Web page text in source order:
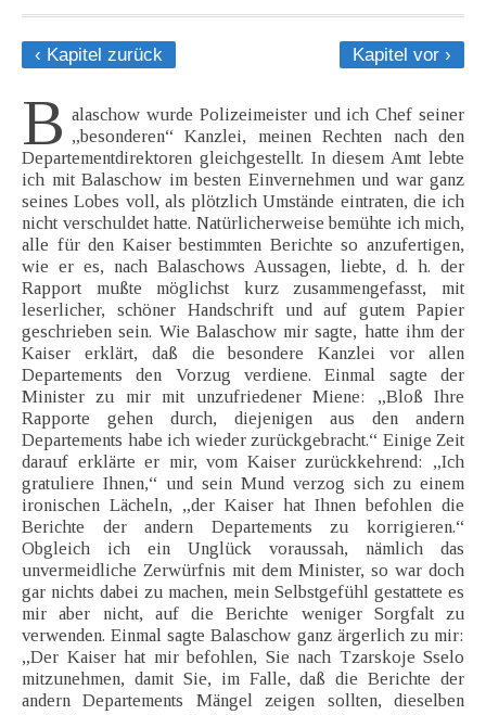
‹ Kapitel zurück Kapitel vor ›
B alaschow wurde Polizeimeister und ich Chef seiner
„besonderen“ Kanzlei, meinen Rechten nach den
Departementdirektoren gleichgestellt. In diesem Amt lebte
ich mit Balaschow im besten Einvernehmen und war ganz
seines Lobes voll, als plötzlich Umstände eintraten, die ich
nicht verschuldet hatte. Natürlicherweise bemühte ich mich,
alle für den Kaiser bestimmten Berichte so anzufertigen,
wie er es, nach Balaschows Aussagen, liebte, d. h. der
Rapport mußte möglichst kurz zusammengefasst, mit
leserlicher, schöner Handschrift und auf gutem Papier
geschrieben sein. Wie Balaschow mir sagte, hatte ihm der
Kaiser erklärt, daß die besondere Kanzlei vor allen
Departements den Vorzug verdiene. Einmal sagte der
Minister zu mir mit unzufriedener Miene: „Bloß Ihre
Rapporte gehen durch, diejenigen aus den andern
Departements habe ich wieder zurückgebracht.“ Einige Zeit
darauf erklärte er mir, vom Kaiser zurückkehrend: „Ich
gratuliere Ihnen,“ und sein Mund verzog sich zu einem
ironischen Lächeln, „der Kaiser hat Ihnen befohlen die
Berichte der andern Departements zu korrigieren.“
Obgleich ich ein Unglück voraussah, nämlich das
unvermeidliche Zerwürfnis mit dem Minister, so war doch
gar nichts dabei zu machen, mein Selbstgefühl gestattete es
mir aber nicht, auf die Berichte weniger Sorgfalt zu
verwenden. Einmal sagte Balaschow ganz ärgerlich zu mir:
„Der Kaiser hat mir befohlen, Sie nach Tzarskoje Sselo
mitzunehmen, damit Sie, im Falle, daß die Berichte der
andern Departements Mängel zeigen sollten, dieselben